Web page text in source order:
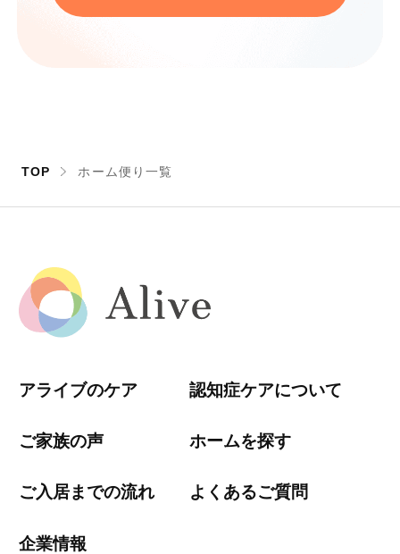
TOP ホーム便り一覧
アライブのケア 認知症ケアについて
ご家族の声 ホームを探す
ご入居までの流れ よくあるご質問
企業情報